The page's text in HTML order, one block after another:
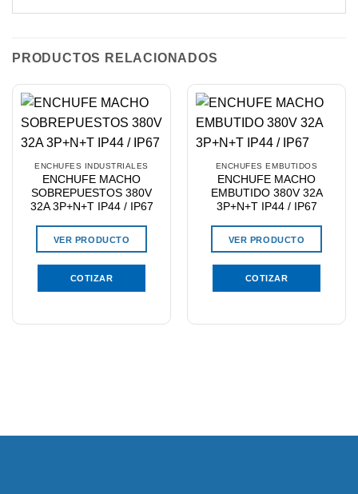
PRODUCTOS RELACIONADOS
ENCHUFES INDUSTRIALES
ENCHUFE MACHO
SOBREPUESTOS 380V
32A 3P+N+T IP44 / IP67
VER PRODUCTO
COTIZAR
ENCHUFES EMBUTIDOS
ENCHUFE MACHO
EMBUTIDO 380V 32A
3P+N+T IP44 / IP67
VER PRODUCTO
COTIZAR